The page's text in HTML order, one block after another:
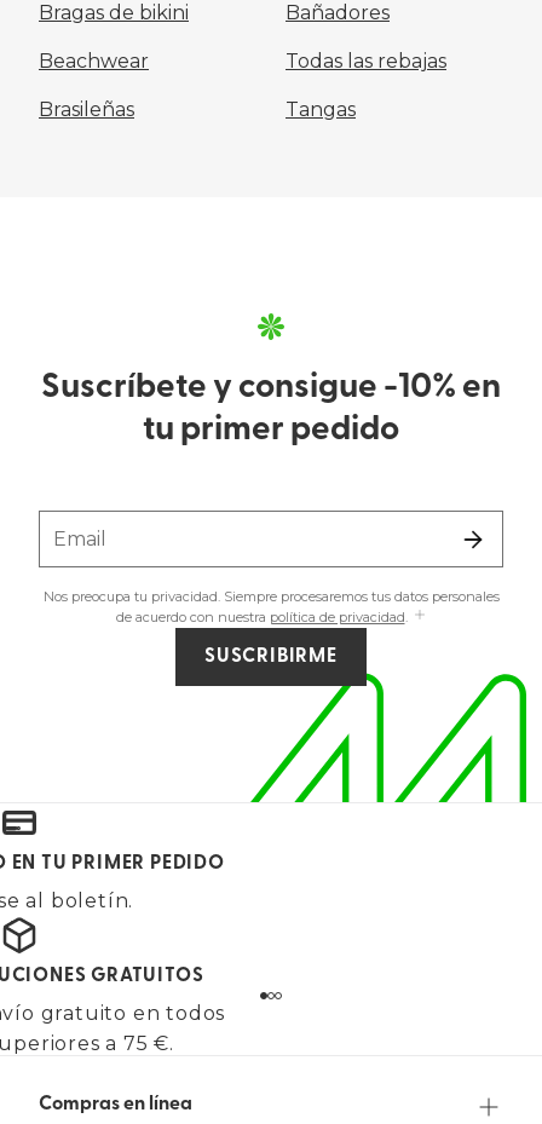
Bragas de bikini Bañadores
Beachwear Todas las rebajas
Brasileñas Tangas
Suscríbete y consigue -10% en
tu primer pedido
Email
Nos preocupa tu privacidad. Siempre procesaremos tus datos personales
de acuerdo con nuestra política de privacidad.
SUSCRIBIRME
EN TU PRIMER PEDIDO
al boletín.
GRATUITOS
gratuito en todos
a 75 €.
Compras en línea